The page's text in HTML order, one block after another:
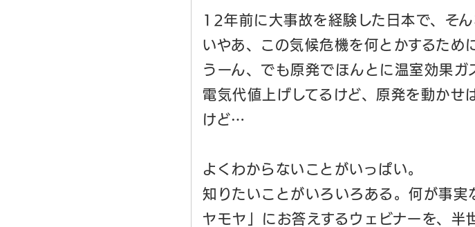
12年前に大事故を経験した日本で、そ
いやあ、この気候危機を何とかするため
うーん、でも原発でほんとに温室効果ガ
電気代値上げしてるけど、原発を動かせ
けど…
よくわからないことがいっぱい。
知りたいことがいろいろある。何が事
ヤモヤ」にお答えするウェビナーを、半